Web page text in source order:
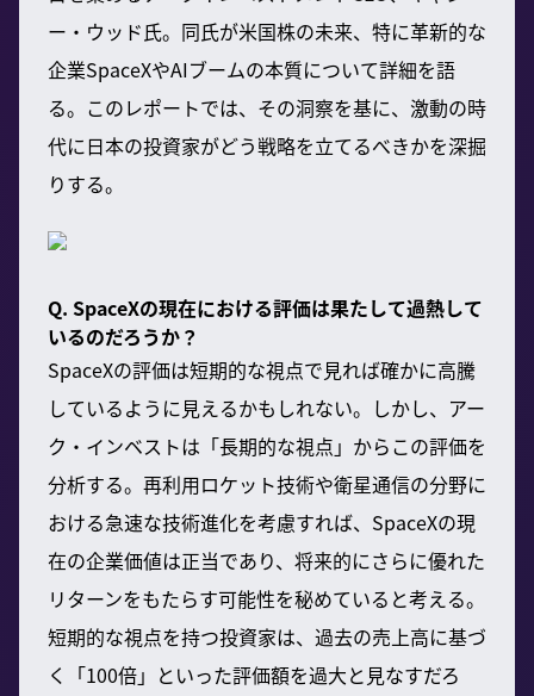
ー・ウッド氏。同氏が米国株の未来、特に革新的な
企業SpaceXやAIブームの本質について詳細を語
る。このレポートでは、その洞察を基に、激動の時
代に日本の投資家がどう戦略を立てるべきかを深掘
りする。
Q. SpaceXの現在における評価は果たして過熱して
いるのだろうか？
SpaceXの評価は短期的な視点で見れば確かに高騰
しているように見えるかもしれない。しかし、アー
ク・インベストは「長期的な視点」からこの評価を
分析する。再利用ロケット技術や衛星通信の分野に
おける急速な技術進化を考慮すれば、SpaceXの現
在の企業価値は正当であり、将来的にさらに優れた
リターンをもたらす可能性を秘めていると考える。
短期的な視点を持つ投資家は、過去の売上高に基づ
く「100倍」といった評価額を過大と見なすだろ